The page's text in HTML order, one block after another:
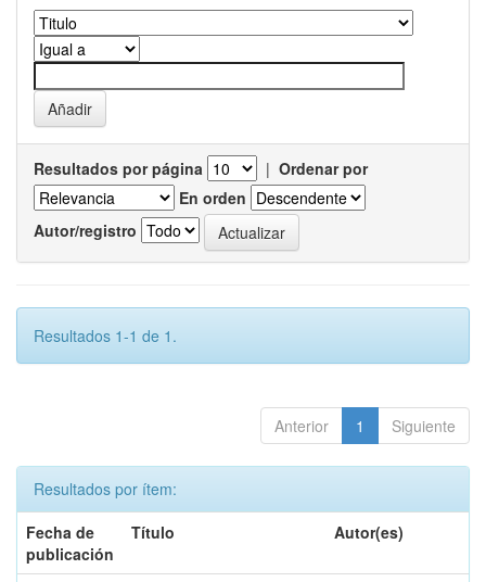
Resultados por página | Ordenar por
En orden
Autor/registro
Resultados 1-1 de 1.
Anterior 1 Siguiente
Resultados por ítem:
Fecha de
publicación
Título Autor(es)